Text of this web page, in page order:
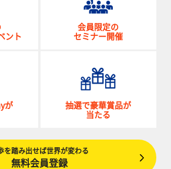
ント
会員限定の
セミナー開催
が
抽選で豪華賞品が
当たる
を踏み出せば世界が変わる
無料会員登録